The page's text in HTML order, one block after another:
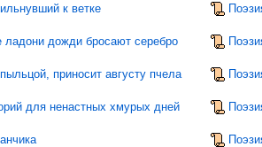
к ветке
дожди бросают серебро
приносит августу пчела
для ненастных хмурых дней